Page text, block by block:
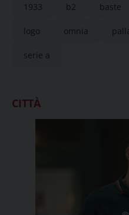
1933 b2 baste
logo omnia
serie a
CITTÀ